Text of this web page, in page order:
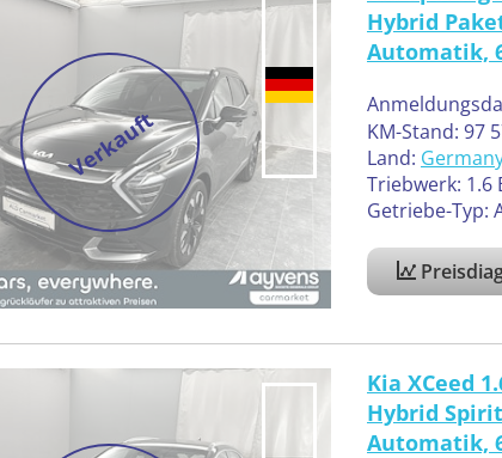
Verkauft
Hybrid
Automatik,
KM-Stand: 97
Land:
Triebwerk: 1.6
Getriebe-Typ:
Kia XCeed
Hybrid
Automatik,